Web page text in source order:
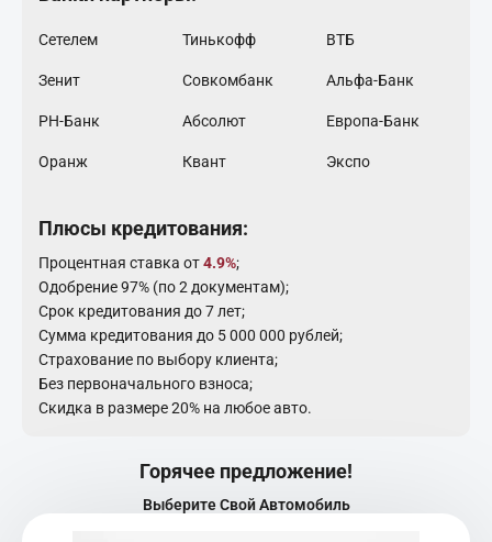
Сетелем Тинькофф ВТБ
Зенит Совкомбанк Альфа-Банк
РН-Банк Абсолют Европа-Банк
Оранж Квант Экспо
Плюсы кредитования:
Процентная ставка от4.9%;
Одобрение 97% (по 2 документам);
Срок кредитования до 7 лет;
Сумма кредитования до 5 000 000 рублей;
Страхование по выбору клиента;
Без первоначального взноса;
Скидка в размере 20% на любое авто.
Горячее предложение!
Выберите Свой Автомобиль